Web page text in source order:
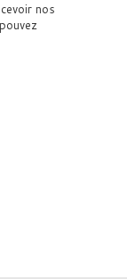
nos